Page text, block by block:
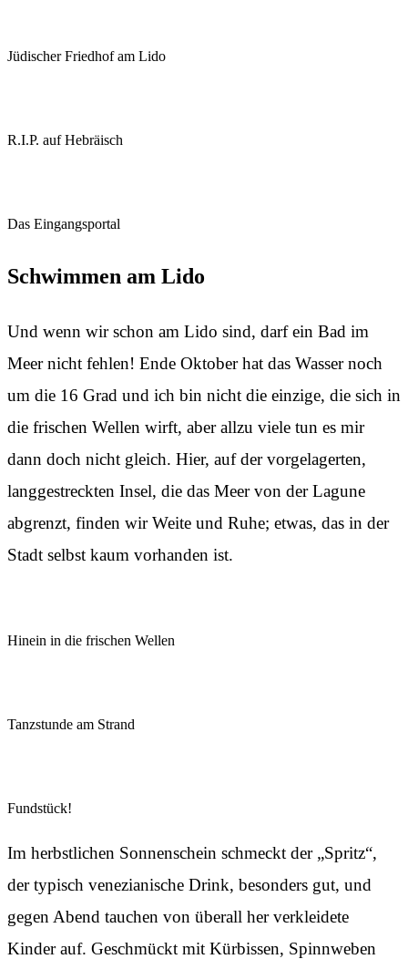
Jüdischer Friedhof am Lido
R.I.P. auf Hebräisch
Das Eingangsportal
Schwimmen am Lido
Und wenn wir schon am Lido sind, darf ein Bad im
Meer nicht fehlen! Ende Oktober hat das Wasser noch
um die 16 Grad und ich bin nicht die einzige, die sich in
die frischen Wellen wirft, aber allzu viele tun es mir
dann doch nicht gleich. Hier, auf der vorgelagerten,
langgestreckten Insel, die das Meer von der Lagune
abgrenzt, finden wir Weite und Ruhe; etwas, das in der
Stadt selbst kaum vorhanden ist.
Hinein in die frischen Wellen
Tanzstunde am Strand
Fundstück!
Im herbstlichen Sonnenschein schmeckt der „Spritz“,
der typisch venezianische Drink, besonders gut, und
gegen Abend tauchen von überall her verkleidete
Kinder auf. Geschmückt mit Kürbissen, Spinnweben